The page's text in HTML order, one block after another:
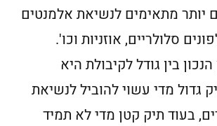
יותר מתאימים לנשיאת אלמנטים
סלולריים, אוזניות וכו'.
בין גודל לקיבולת היא
גדול מדי עשוי להוביל לנשיאת
בעוד תיק קטן מדי לא תמיד